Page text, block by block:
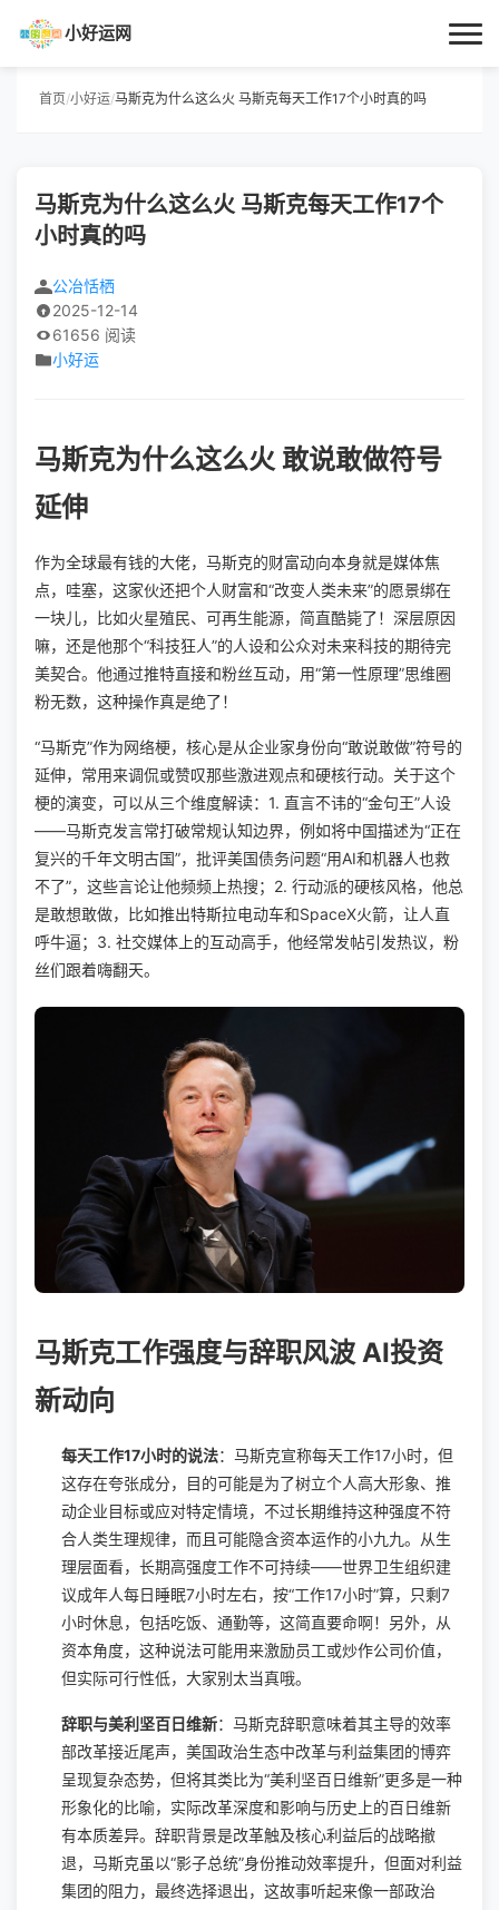
小好运网
首页
每日更新
技巧百科
首页 /小好运/马斯克为什么这么火 马斯克每天工作17个小时真的吗
马斯克为什么这么火 马斯克每天工作17个
小时真的吗
公冶恬栖
2025-12-14
61656 阅读
小好运
马斯克为什么这么火 敢说敢做符号
延伸
作为全球最有钱的大佬，马斯克的财富动向本身就是媒体焦
点，哇塞，这家伙还把个人财富和“改变人类未来”的愿景绑在
一块儿，比如火星殖民、可再生能源，简直酷毙了！深层原因
嘛，还是他那个“科技狂人”的人设和公众对未来科技的期待完
美契合。他通过推特直接和粉丝互动，用“第一性原理”思维圈
粉无数，这种操作真是绝了！
“马斯克”作为网络梗，核心是从企业家身份向“敢说敢做”符号的
延伸，常用来调侃或赞叹那些激进观点和硬核行动。关于这个
梗的演变，可以从三个维度解读：1. 直言不讳的“金句王”人设
——马斯克发言常打破常规认知边界，例如将中国描述为“正在
复兴的千年文明古国”，批评美国债务问题“用AI和机器人也救
不了”，这些言论让他频频上热搜；2. 行动派的硬核风格，他总
是敢想敢做，比如推出特斯拉电动车和SpaceX火箭，让人直
呼牛逼；3. 社交媒体上的互动高手，他经常发帖引发热议，粉
丝们跟着嗨翻天。
马斯克工作强度与辞职风波 AI投资
新动向
每天工作17小时的说法：马斯克宣称每天工作17小时，但
这存在夸张成分，目的可能是为了树立个人高大形象、推
动企业目标或应对特定情境，不过长期维持这种强度不符
合人类生理规律，而且可能隐含资本运作的小九九。从生
理层面看，长期高强度工作不可持续——世界卫生组织建
议成年人每日睡眠7小时左右，按“工作17小时”算，只剩7
小时休息，包括吃饭、通勤等，这简直要命啊！另外，从
资本角度，这种说法可能用来激励员工或炒作公司价值，
但实际可行性低，大家别太当真哦。
辞职与美利坚百日维新：马斯克辞职意味着其主导的效率
部改革接近尾声，美国政治生态中改革与利益集团的博弈
呈现复杂态势，但将其类比为“美利坚百日维新”更多是一种
形象化的比喻，实际改革深度和影响与历史上的百日维新
有本质差异。辞职背景是改革触及核心利益后的战略撤
退，马斯克虽以“影子总统”身份推动效率提升，但面对利益
集团的阻力，最终选择退出，这故事听起来像一部政治